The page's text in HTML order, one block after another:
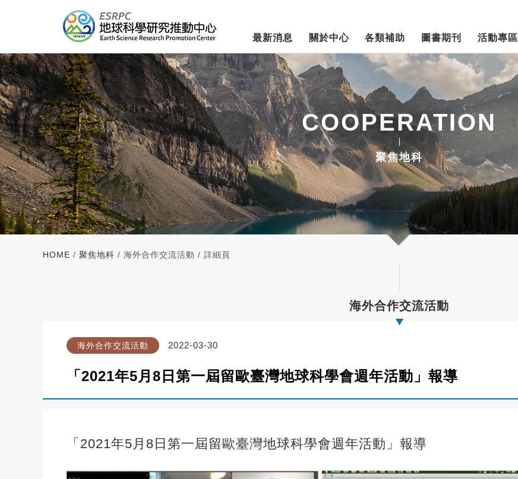
最新消息 關於中心 各類補助 圖書期刊 活動專區
COOPERATION
聚焦地科
HOME / 聚焦地科 / 海外合作交流活動 / 詳細頁
海外合作交流活動
海外合作交流活動 2022-03-30
「2021年5月8日第一屆留歐臺灣地球科學會週年活動」報導
「2021年5月8日第一屆留歐臺灣地球科學會週年活動」報導